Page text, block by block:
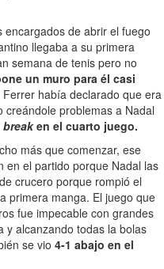
de abrir el fuego
llegaba a su primera
semana de tenis pero no
un muro para él casi
había declarado que era
problemas a Nadal
breaken el cuarto juego.
más que comenzar, ese
en el partido porque Nadal las
crucero porque rompió el
primera manga. El juego que
fue impecable con grandes
y alcanzando todas la bolas
se vio 4-1 abajo en el